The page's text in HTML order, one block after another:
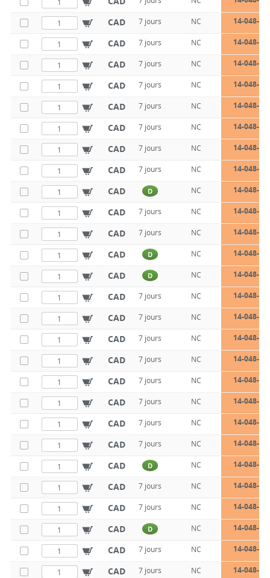
CAD 7 jours NC 14-048-
CAD 7 jours NC 14-048-
CAD 7 jours NC 14-048-
CAD 7 jours NC 14-048-
CAD 7 jours NC 14-048-
CAD 7 jours NC 14-048-
CAD 7 jours NC 14-048-
CAD 7 jours NC 14-048-
CAD D NC 14-048-
CAD 7 jours NC 14-048-
CAD 7 jours NC 14-048-
CAD D NC 14-048-
CAD D NC 14-048-
CAD 7 jours NC 14-048-
CAD 7 jours NC 14-048-
CAD 7 jours NC 14-048-
CAD 7 jours NC 14-048-
CAD 7 jours NC 14-048-
CAD 7 jours NC 14-048-
CAD 7 jours NC 14-048-
CAD 7 jours NC 14-048-
CAD D NC 14-048-
CAD 7 jours NC 14-048-
CAD 7 jours NC 14-048-
CAD D NC 14-048-
CAD 7 jours NC 14-048-
CAD 7 jours NC 14-048-